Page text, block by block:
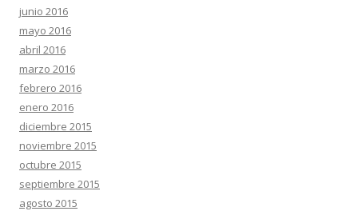
junio 2016
mayo 2016
abril 2016
marzo 2016
febrero 2016
enero 2016
diciembre 2015
noviembre 2015
octubre 2015
septiembre 2015
agosto 2015